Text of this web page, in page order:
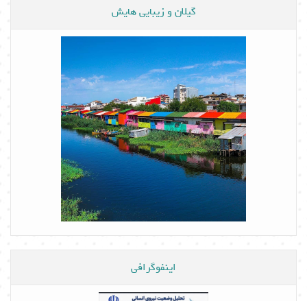
گیلان و زیبایی هایش
اینفوگرافی